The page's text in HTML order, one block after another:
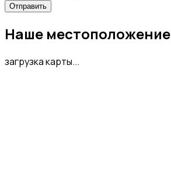
Наше местоположение
загрузка карты...